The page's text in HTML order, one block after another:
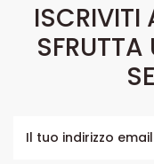
ISCRIVITI
SFRUTTA